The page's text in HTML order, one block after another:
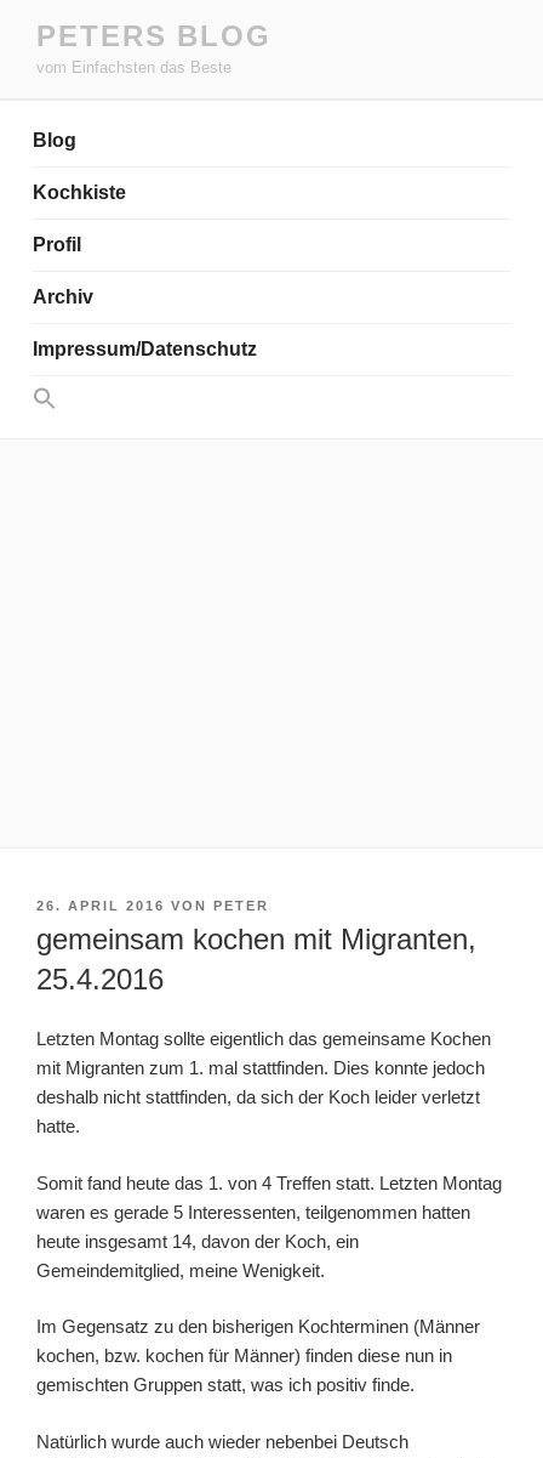
Inhalt
springen
PETERS BLOG
vom Einfachsten das Beste
Blog
Kochkiste
Profil
Archiv
Impressum/Datenschutz
Search
for:
VERÖFFENTLICHT
26. APRIL 2016 VON PETER
gemeinsam kochen mit Migranten,
25.4.2016
Letzten Montag sollte eigentlich das gemeinsame Kochen
mit Migranten zum 1. mal stattfinden. Dies konnte jedoch
deshalb nicht stattfinden, da sich der Koch leider verletzt
hatte.
Somit fand heute das 1. von 4 Treffen statt. Letzten Montag
waren es gerade 5 Interessenten, teilgenommen hatten
heute insgesamt 14, davon der Koch, ein
Gemeindemitglied, meine Wenigkeit.
Im Gegensatz zu den bisherigen Kochterminen (Männer
kochen, bzw. kochen für Männer) finden diese nun in
gemischten Gruppen statt, was ich positiv finde.
Natürlich wurde auch wieder nebenbei Deutsch